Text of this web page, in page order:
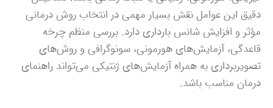
دقیق این عوامل نقش بسیار مهمی در انتخاب روش درمانی
مؤثر و افزایش شانس بارداری دارد. بررسی منظم چرخه
قاعدگی، آزمایش‌های هورمونی، سونوگرافی و روش‌های
تصویربرداری به همراه آزمایش‌های ژنتیکی می‌تواند راهنمای
درمان مناسب باشد.